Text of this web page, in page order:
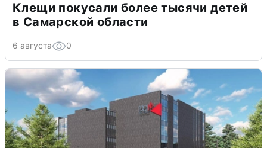
Клещи покусали более тысячи детей
в Самарской области
6 августа 0